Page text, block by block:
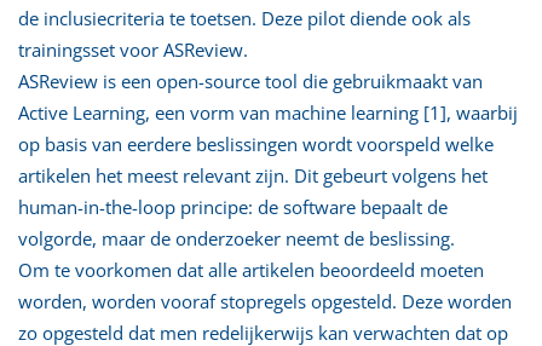
de inclusiecriteria te toetsen. Deze pilot diende ook als
trainingsset voor ASReview.
ASReview is een open-source tool die gebruikmaakt van
Active Learning, een vorm van machine learning [1], waarbij
op basis van eerdere beslissingen wordt voorspeld welke
artikelen het meest relevant zijn. Dit gebeurt volgens het
human-in-the-loop principe: de software bepaalt de
volgorde, maar de onderzoeker neemt de beslissing.
Om te voorkomen dat alle artikelen beoordeeld moeten
worden, worden vooraf stopregels opgesteld. Deze worden
zo opgesteld dat men redelijkerwijs kan verwachten dat op